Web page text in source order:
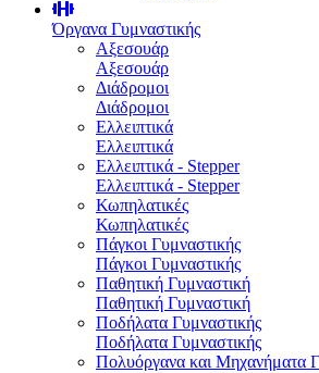
Όργανα Γυμναστικής
Αξεσουάρ
Αξεσουάρ
Διάδρομοι
Διάδρομοι
Ελλειπτικά
Ελλειπτικά
Ελλειπτικά - Stepper
Ελλειπτικά - Stepper
Κωπηλατικές
Κωπηλατικές
Πάγκοι Γυμναστικής
Πάγκοι Γυμναστικής
Παθητική Γυμναστική
Παθητική Γυμναστική
Ποδήλατα Γυμναστικής
Ποδήλατα Γυμναστικής
Πολυόργανα και Μηχανήματα